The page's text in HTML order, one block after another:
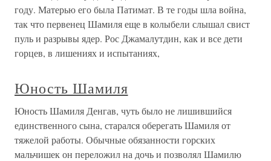
году. Матерью его была Патимат. В те годы шла война,
так что первенец Шамиля еще в колыбели слышал свист
пуль и разрывы ядер. Рос Джамалутдин, как и все дети
горцев, в лишениях и испытаниях,
Юность Шамиля
Юность Шамиля Денгав, чуть было не лишившийся
единственного сына, старался оберегать Шамиля от
тяжелой работы. Обычные обязанности горских
мальчишек он переложил на дочь и позволял Шамилю